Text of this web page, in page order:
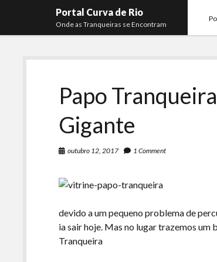
Portal Curva de Rio
Onde as Tranqueiras se Encontram
Papo
Gigante
outubro 12, 2017 1 Comment
devido a um pequeno problema de
ia sair hoje. Mas no lugar trazemos
Tranqueira